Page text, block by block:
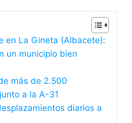
en La Gineta (Albacete):
un municipio bien
más de 2.500
a la A-31
diarios a